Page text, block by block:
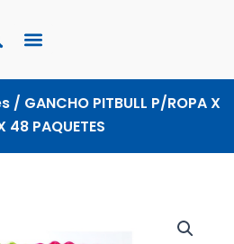
/ GANCHO PITBULL P/ROPA X
48 PAQUETES